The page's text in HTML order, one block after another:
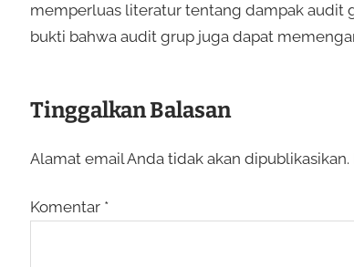
memperluas literatur tentang dampak audit
bukti bahwa audit grup juga dapat
Tinggalkan Balasan
Alamat email Anda tidak akan dipublikasikan.
Komentar *